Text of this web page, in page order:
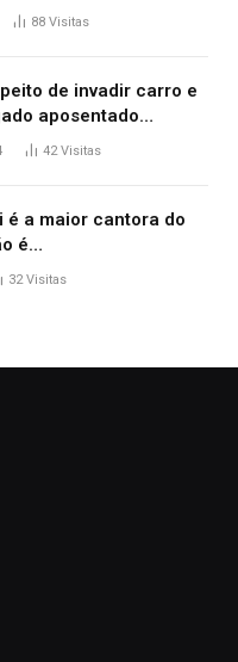
nua no Grammy
88 Visitas
de invadir carro e
aposentado
no trânsito
42Visitas
é a maior cantora do
é…
32Visitas